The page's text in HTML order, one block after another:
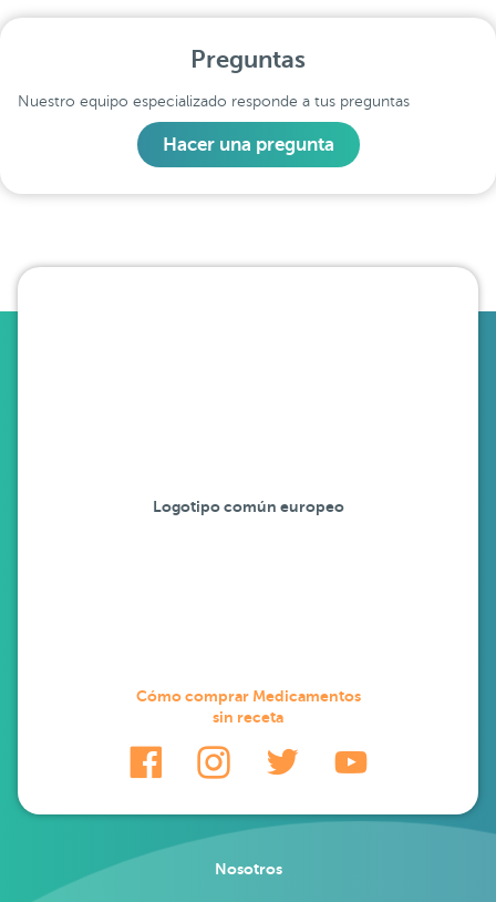
Preguntas
Nuestro equipo especializado responde a tus preguntas
Hacer una pregunta
Logotipo común europeo
Cómo comprar Medicamentos
sin receta
Nosotros